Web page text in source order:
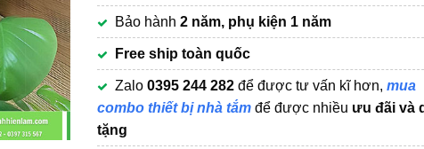
Bảo hành 2 năm, phụ kiện 1 năm
Free ship toàn quốc
Zalo0395 244 282 để được tư vấn kĩ hơn,mua
combo thiết bị nhà tắm để được nhiều ưu đãi và
tặng